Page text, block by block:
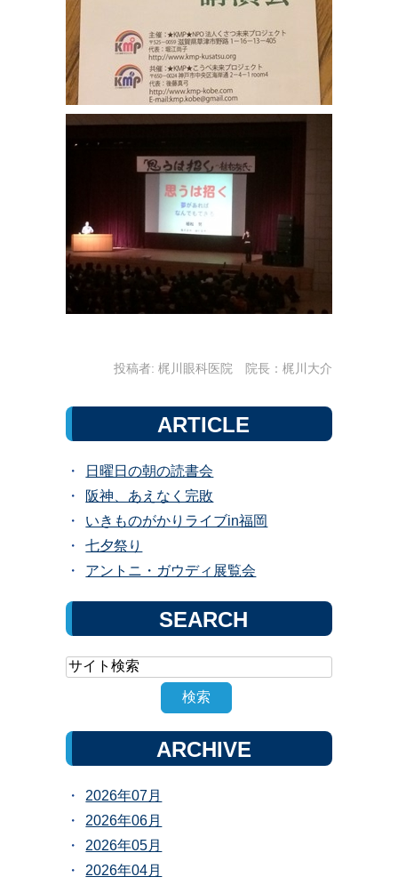
投稿者: 梶川眼科医院 院長：梶川大介
ARTICLE
日曜日の朝の読書会
阪神、あえなく完敗
いきものがかりライブin福岡
七夕祭り
アントニ・ガウディ展覧会
SEARCH
ARCHIVE
2026年07月
2026年06月
2026年05月
2026年04月